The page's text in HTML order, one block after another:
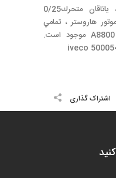
ياتاقان متحرك 0/25 ايويكو ، ياتاقان متحرك0/25
نيوهلند , ياتاقان متحرك ٠/٢٥ موتور هاروستر ، تمامي
قطعات هاروستر A8000 و// A8800 موجود است.
iveco
اشتراک گذاری